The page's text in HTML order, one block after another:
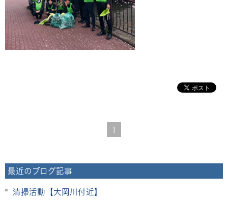
1
最近のブログ記事
清掃活動【大岡川付近】